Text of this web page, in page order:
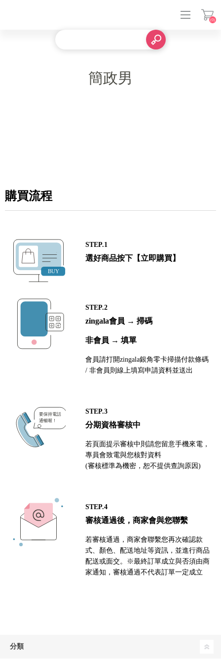
(0)
簡政男
購買流程
STEP.1
選好商品按下【立即購買】
STEP.2
zingala會員 → 掃碼
非會員 → 填單
會員請打開zingala銀角零卡掃描付款條碼
/ 非會員則線上填寫申請資料並送出
STEP.3
分期資格審核中
若頁面提示審核中則請您留意手機來電，
專員會致電與您核對資料
(審核標準為機密，恕不提供查詢原因)
STEP.4
審核通過後，商家會與您聯繫
若審核通過，商家會聯繫您再次確認款
式、顏色、配送地址等資訊，並進行商品
配送或面交。※最終訂單成立與否須由商
家通知，審核通過不代表訂單一定成立
分類